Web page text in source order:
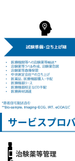
サービスプロ
治験薬等管理